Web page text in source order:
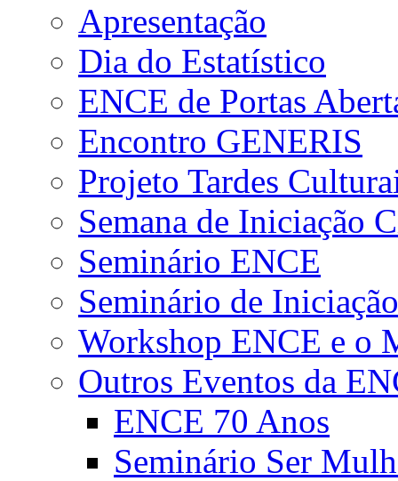
Apresentação
Dia do Estatístico
ENCE de Portas
Encontro GENERIS
Projeto Tardes
Semana de Iniciação
Seminário ENCE
Seminário de
Workshop ENCE e o
Outros Eventos da
ENCE 70 Anos
Seminário Ser